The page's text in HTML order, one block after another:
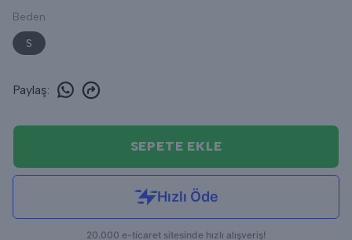
Beden
S
Paylaş:
SEPETE EKLE